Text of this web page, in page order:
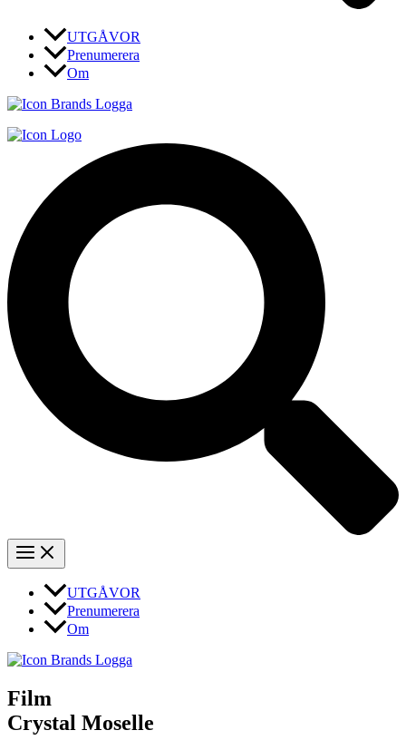
UTGÅVOR
Prenumerera
Om
UTGÅVOR
Prenumerera
Om
Film
Crystal Moselle